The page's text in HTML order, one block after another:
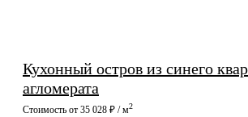
Кухонный остров из синего
агломерата
Стоимость от 35 028 ₽ / м2